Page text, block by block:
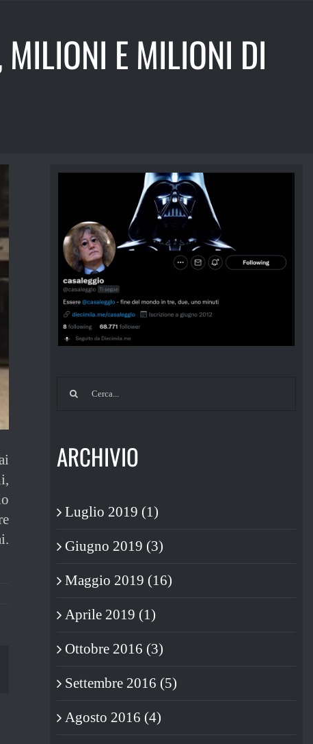
E MILIONI DI
Cerca
ARCHIVIO
Luglio 2019 (1)
Giugno 2019 (3)
Maggio 2019 (16)
Aprile 2019 (1)
Ottobre 2016 (3)
Settembre 2016 (5)
Agosto 2016 (4)